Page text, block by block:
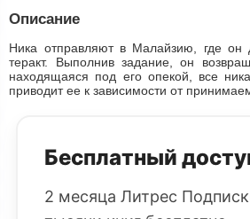
Описание
Ника отправляют в Малайзию, где он
теракт. Выполнив задание, он
находящаяся под его опекой, все
приводит ее к зависимости от
Бесплатный
2 месяца Литрес